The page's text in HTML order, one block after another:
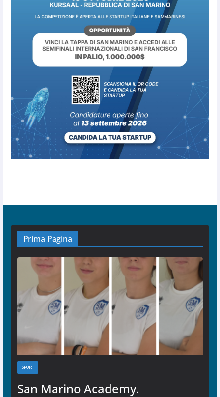
Prima Pagina
SPORT
San Marino Academy.